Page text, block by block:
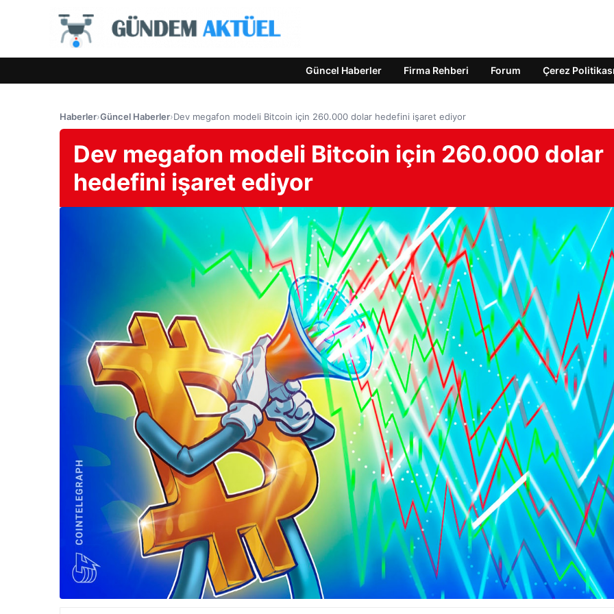
Güncel Haberler Firma Rehberi Forum Çerez Politikası
Haberler›Güncel Haberler›Dev megafon modeli Bitcoin için 260.000 dolar hedefini işaret ediyor
Dev megafon modeli Bitcoin için 260.000 dolar
hedefini işaret ediyor